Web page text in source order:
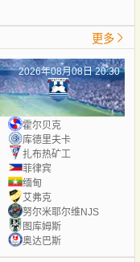
更多
2026年08月08日 20:30
霍尔贝克
库德里夫卡
扎布热矿工
菲律宾
缅甸
艾弗克
努尔米耶尔维NJS
图库姆斯
奥达巴斯